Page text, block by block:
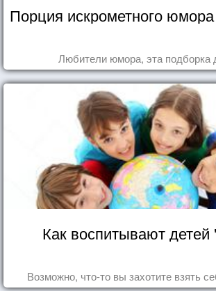
Порция искрометного
Любители юмора, эта подборка
Как воспитывают детей
Возможно, что-то вы захотите взять